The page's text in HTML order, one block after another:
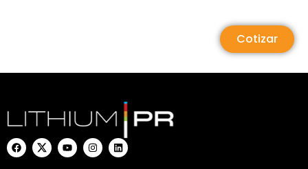
Cotizar